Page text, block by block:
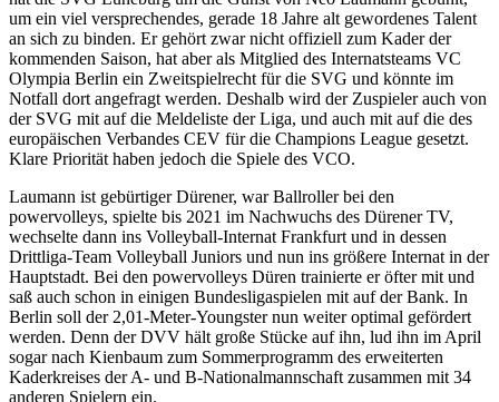
um ein viel versprechendes, gerade 18 Jahre alt gewordenes Talent
an sich zu binden. Er gehört zwar nicht offiziell zum Kader der
kommenden Saison, hat aber als Mitglied des Internatsteams VC
Olympia Berlin ein Zweitspielrecht für die SVG und könnte im
Notfall dort angefragt werden. Deshalb wird der Zuspieler auch von
der SVG mit auf die Meldeliste der Liga, und auch mit auf die des
europäischen Verbandes CEV für die Champions League gesetzt.
Klare Priorität haben jedoch die Spiele des VCO.
Laumann ist gebürtiger Dürener, war Ballroller bei den
powervolleys, spielte bis 2021 im Nachwuchs des Dürener TV,
wechselte dann ins Volleyball-Internat Frankfurt und in dessen
Drittliga-Team Volleyball Juniors und nun ins größere Internat in der
Hauptstadt. Bei den powervolleys Düren trainierte er öfter mit und
saß auch schon in einigen Bundesligaspielen mit auf der Bank. In
Berlin soll der 2,01-Meter-Youngster nun weiter optimal gefördert
werden. Denn der DVV hält große Stücke auf ihn, lud ihn im April
sogar nach Kienbaum zum Sommerprogramm des erweiterten
Kaderkreises der A- und B-Nationalmannschaft zusammen mit 34
anderen Spielern ein.